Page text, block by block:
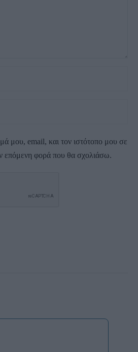
μου, email, και τον ιστότοπο μου σε
επόμενη φορά που θα σχολιάσω.